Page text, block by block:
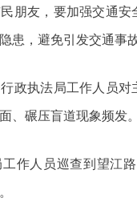
朋友，要加强交通
患，避免引发交通事故
政执法局工作人员
、碾压盲道现象频发。
作人员巡查到望江